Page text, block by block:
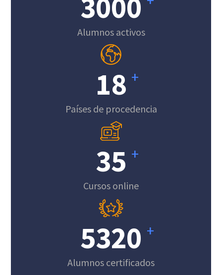
Alumnos activos
18 +
Países de procedencia
35 +
Cursos online
5320 +
Alumnos certificados